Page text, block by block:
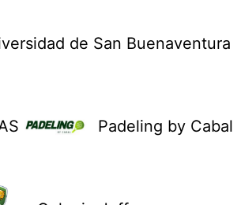
de San Buenaventura
Padeling by Cabal